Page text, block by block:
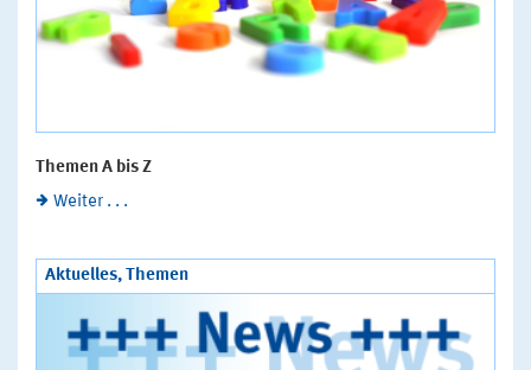
Themen A bis Z
Weiter . . .
Aktuelles, Themen